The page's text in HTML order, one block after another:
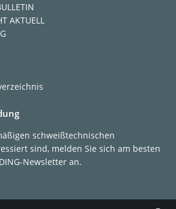
AKTUELL
schweißtechnischen
sind, melden Sie sich am besten
Newsletter an.